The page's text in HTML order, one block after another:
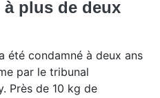
à plus de deux
été condamné à deux ans
par le tribunal
Près de 10 kg de